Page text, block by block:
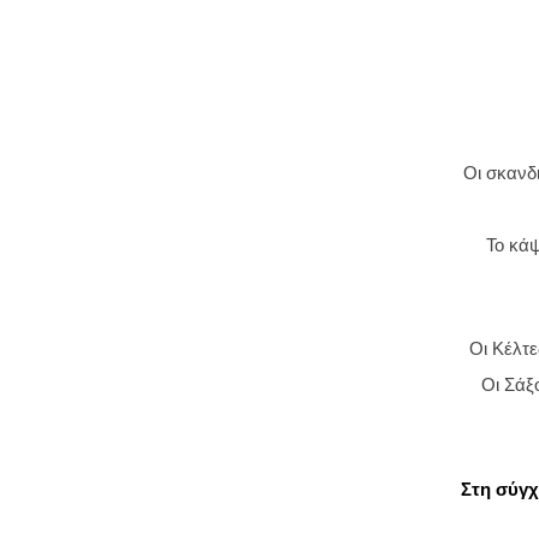
Οι
Το
Οι
Οι
Στη